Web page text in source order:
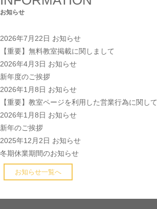
お知らせ
2026年7月22日 お知らせ
【重要】無料教室掲載に関しまして
2026年4月3日 お知らせ
新年度のご挨拶
2026年1月8日 お知らせ
【重要】教室ページを利用した営業行為に関して
2026年1月8日 お知らせ
新年のご挨拶
2025年12月2日 お知らせ
冬期休業期間のお知らせ
お知らせ一覧へ